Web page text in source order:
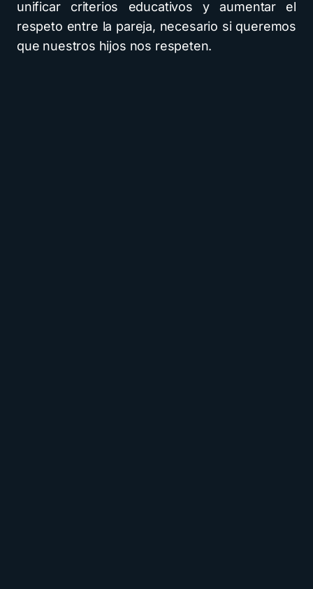
unificar criterios educativos y aumentar el
respeto entre la pareja, necesario si queremos
que nuestros hijos nos respeten.